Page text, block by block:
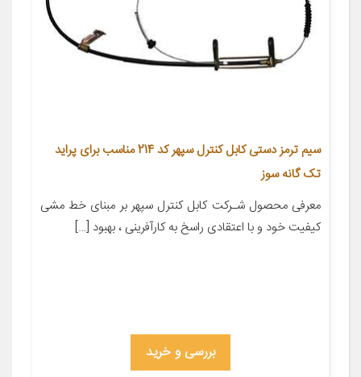
سیم ترمز دستی کابل کنترل سپهر کد 214 مناسب برای پراید
تک گانه سوز
معرفی محصول شـرکت کابل کنترل سپهر بر مبنای خط مشی
کیفیت خود و با اعتقادی راسخ به کارآفرینی ، بهبود […]
بررسی و خرید